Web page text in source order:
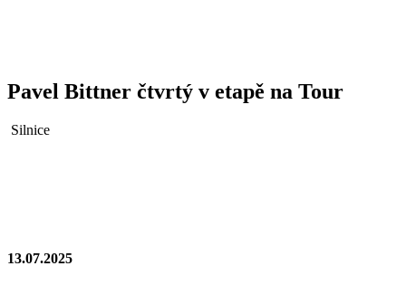
Pavel Bittner čtvrtý v etapě na Tour
Silnice
13.07.2025